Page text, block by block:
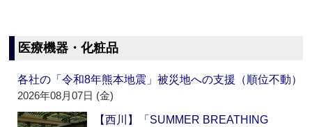
医療機器・化粧品
各社の「令和8年熊本地震」被災地への支援（順位不動）
2026年08月07日 (金)
【西川】「SUMMER BREATHING